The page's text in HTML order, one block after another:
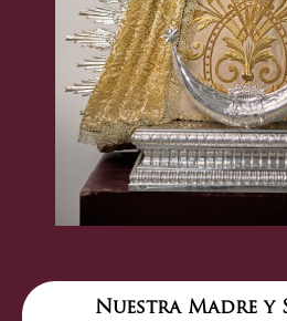
Nuestra Madre y